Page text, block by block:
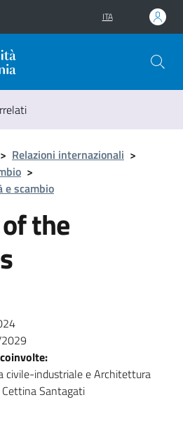
ITA
> Relazioni internazionali >
>
e scambio
the
civile-industriale e Architettura
Cettina Santagati